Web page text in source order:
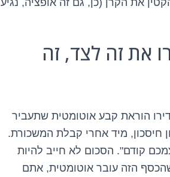
את הקרן (כן, גם זה אופציה, נגיע
את זה לצד, זה
הוראת קבע אוטומטית שתעביר
מיד אחרי קבלת המשכורת.
קודם". הסכום לא חייב להיות
ברגע שהכסף הזה עובר אוטומטית, אתם